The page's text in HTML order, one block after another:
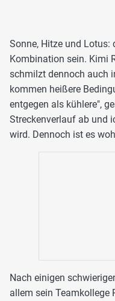
Sonne, Hitze und
Kombination sein. Kimi
schmilzt dennoch auch
kommen heißere
entgegen als kühlere",
Streckenverlauf ab und
wird. Dennoch ist es
Nach einigen
allem sein Teamkollege